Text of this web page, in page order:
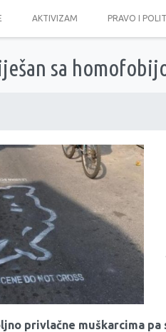
AKTIVIZAM PRAVO I
sa
privlačne muškarcima